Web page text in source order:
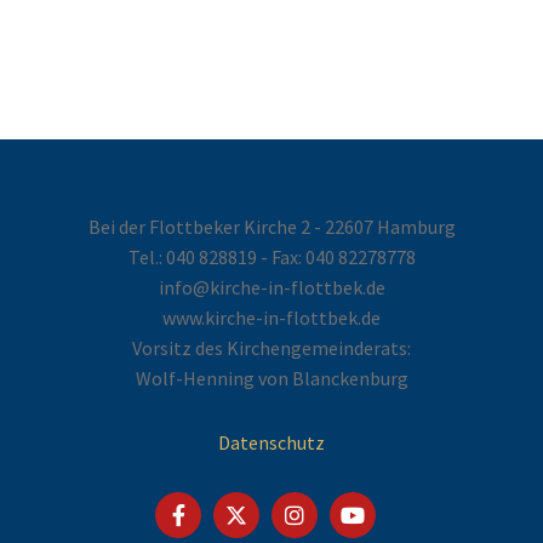
Bei der Flottbeker Kirche 2 - 22607 Hamburg
Tel.: 040 828819 - Fax: 040 82278778
info@kirche-in-flottbek.de
www.kirche-in-flottbek.de
Vorsitz des Kirchengemeinderats:
Wolf-Henning von Blanckenburg
Datenschutz